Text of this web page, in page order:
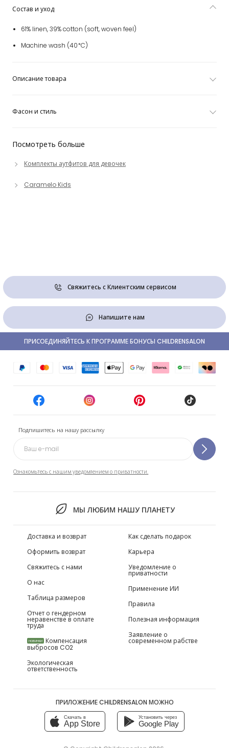
Посмотреть больше
Комплекты аутфитов для девочек
Caramelo Kids
Состав и уход
61% linen, 39% cotton (soft, woven feel)
Machine wash (40*C)
Описание товара
Фасон и стиль
Свяжитесь с Клиентским сервисом
Напишите нам
Подпишитесь на нашу рассылку
Ознакомьтесь с нашим уведомлением о приватности.
МЫ ЛЮБИМ НАШУ ПЛАНЕТУ
ПРИСОЕДИНЯЙТЕСЬ К ПРОГРАММЕ БОНУСЫ CHILDRENSALON
Доставка и возврат
Оформить возврат
Свяжитесь с нами
О нас
Таблица размеров
Отчет о гендерном
неравенстве в оплате
труда
НОВИНКИ Компенсация
выбросов CO2
Экологическая
ответственность
Как сделать подарок
Карьера
Уведомление о
приватности
Применение ИИ
Правила
Полезная информация
Заявление о
современном рабстве
ПРИЛОЖЕНИЕ CHILDRENSALON МОЖНО
Скачать в
App Store
Установить через
Google Play